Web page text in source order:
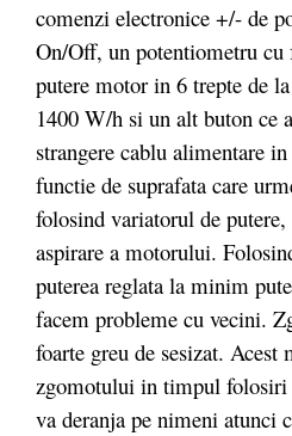
comenzi electronice +/- de
On/Off, un potentiometru cu
putere motor in 6 trepte de
1400 W/h si un alt buton ce
strangere cablu alimentare
functie de suprafata care
folosind variatorul de
aspirare a motorului.
puterea reglata la minim
facem probleme cu vecini.
foarte greu de sesizat. Acest
zgomotului in timpul folosiri
va deranja pe nimeni atunci